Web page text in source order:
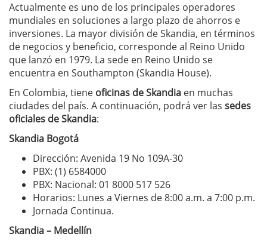
Actualmente es uno de los principales operadores
mundiales en soluciones a largo plazo de ahorros e
inversiones. La mayor división de Skandia, en términos
de negocios y beneficio, corresponde al Reino Unido
que lanzó en 1979. La sede en Reino Unido se
encuentra en Southampton (Skandia House).
En Colombia, tiene oficinas de Skandia en muchas
ciudades del país. A continuación, podrá ver las sedes
oficiales de Skandia:
Skandia Bogotá
Dirección: Avenida 19 No 109A-30
PBX: (1) 6584000
PBX: Nacional: 01 8000 517 526
Horarios: Lunes a Viernes de 8:00 a.m. a 7:00 p.m.
Jornada Continua.
Skandia – Medellín